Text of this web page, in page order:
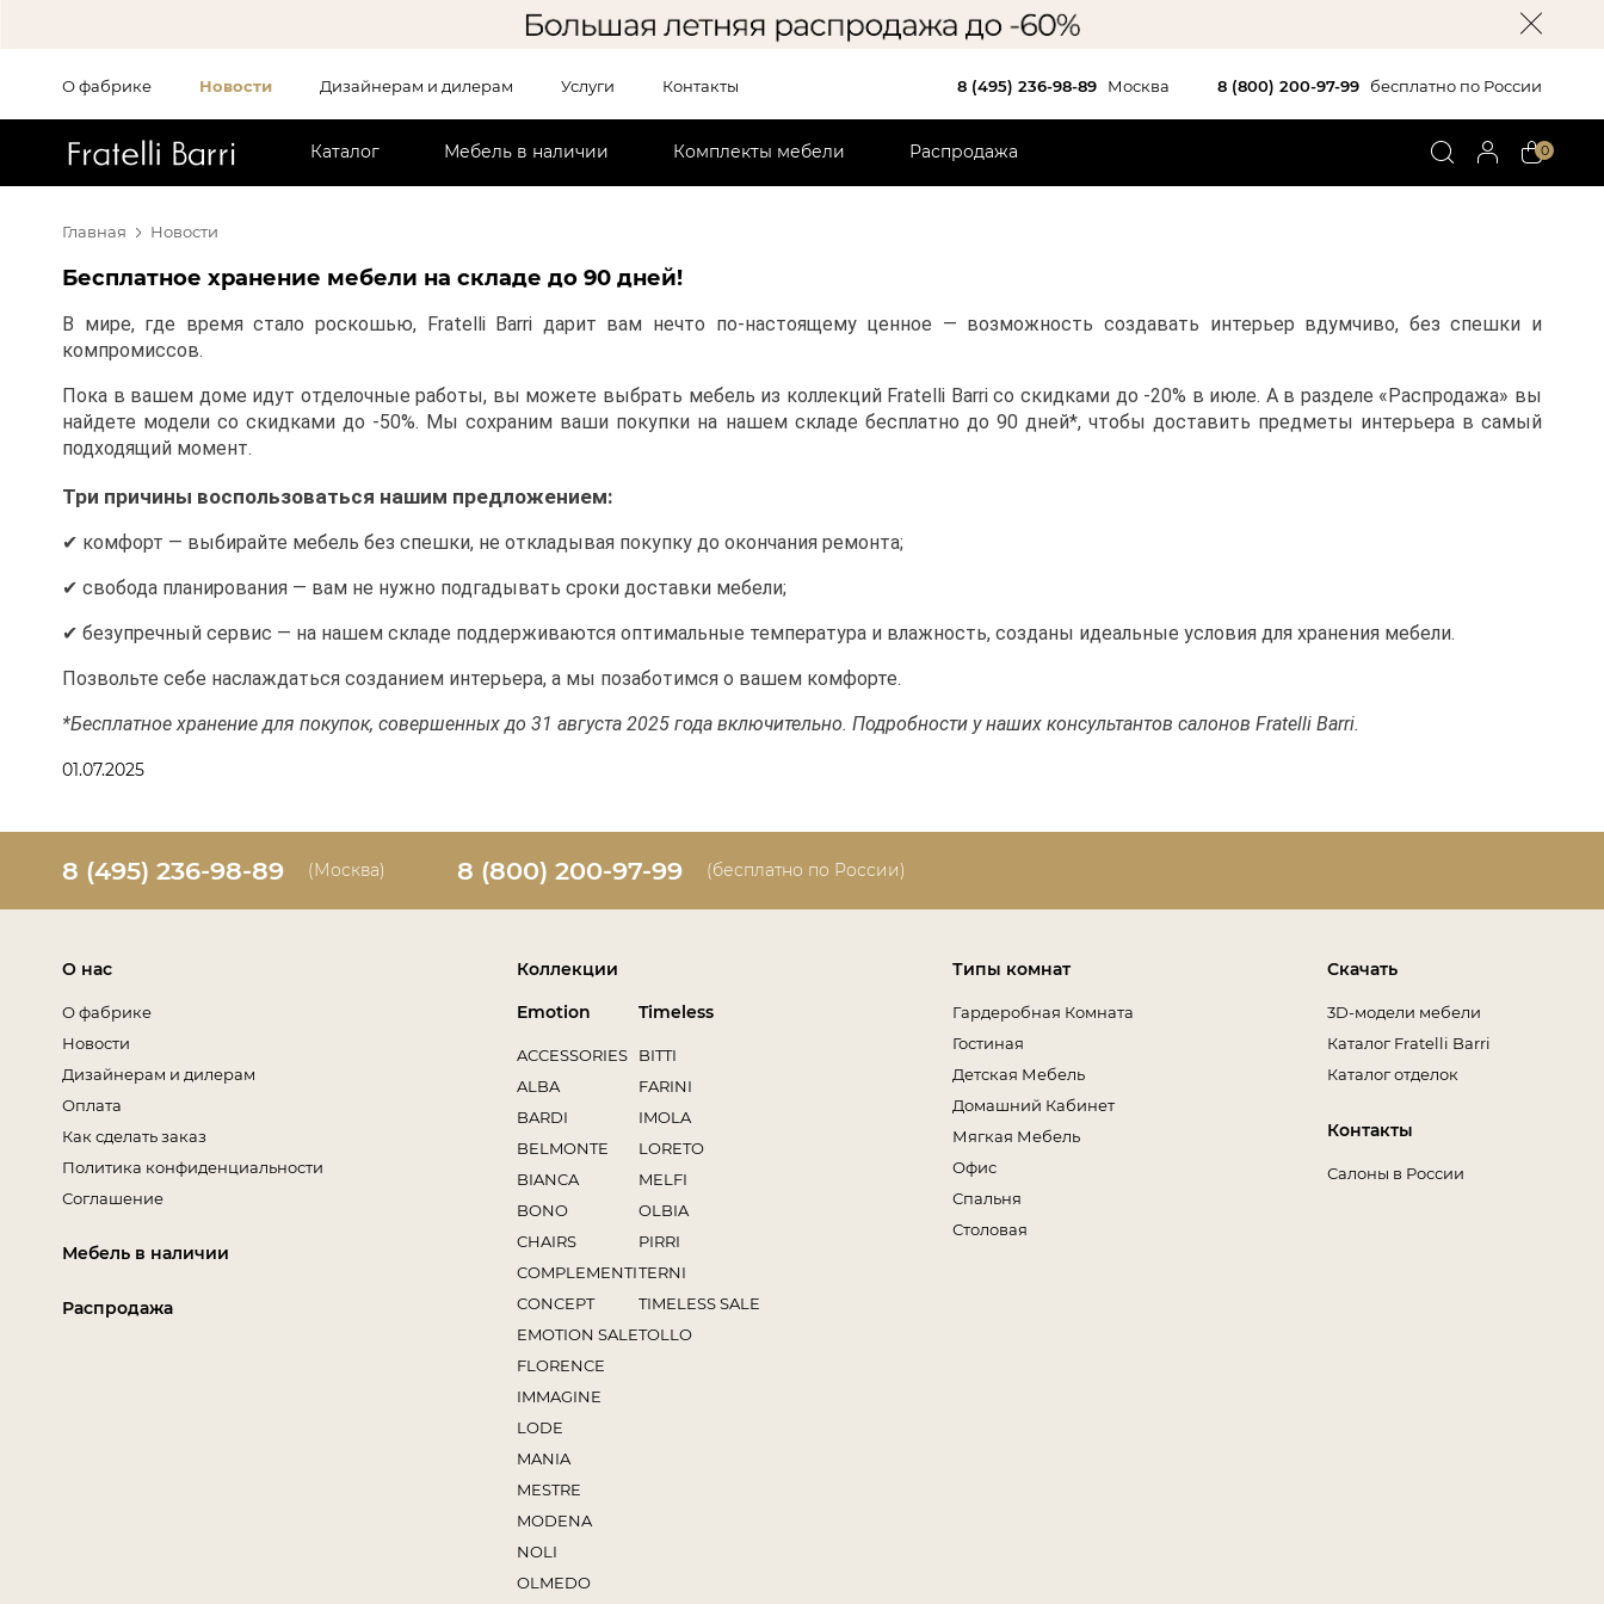
О фабрике Новости Дизайнерам и дилерам Услуги Контакты 8 (495) 236-98-89 Москва 8 (800) 200-97-99 бесплатно по России
Каталог Мебель в наличии Комплекты мебели Распродажа 0
Главная Новости
Бесплатное хранение мебели на складе до 90 дней!
В мире, где время стало роскошью, Fratelli Barri дарит вам нечто по-настоящему ценное — возможность создавать интерьер вдумчиво, без спешки и
компромиссов.
Пока в вашем доме идут отделочные работы, вы можете выбрать мебель из коллекций Fratelli Barri со скидками до -20% в июле. А в разделе «Распродажа» вы
найдете модели со скидками до -50%. Мы сохраним ваши покупки на нашем складе бесплатно до 90 дней*, чтобы доставить предметы интерьера в самый
подходящий момент.
Три причины воспользоваться нашим предложением:
✔ комфорт — выбирайте мебель без спешки, не откладывая покупку до окончания ремонта;
✔ свобода планирования — вам не нужно подгадывать сроки доставки мебели;
✔ безупречный сервис — на нашем складе поддерживаются оптимальные температура и влажность, созданы идеальные условия для хранения мебели.
Позвольте себе наслаждаться созданием интерьера, а мы позаботимся о вашем комфорте.
*Бесплатное хранение для покупок, совершенных до 31 августа 2025 года включительно. Подробности у наших консультантов салонов Fratelli Barri.
01.07.2025
8 (495) 236-98-89 (Москва) 8 (800) 200-97-99 (бесплатно по России)
О нас
О фабрике
Новости
Дизайнерам и дилерам
Оплата
Как сделать заказ
Политика конфиденциальности
Соглашение
Мебель в наличии
Распродажа
Коллекции
Emotion
ACCESSORIES
ALBA
BARDI
BELMONTE
BIANCA
BONO
CHAIRS
COMPLEMENTI
CONCEPT
EMOTION SALE
FLORENCE
IMMAGINE
LODE
MANIA
MESTRE
MODENA
NOLI
OLMEDO
Timeless
BITTI
FARINI
IMOLA
LORETO
MELFI
OLBIA
PIRRI
TERNI
TIMELESS SALE
TOLLO
Типы комнат
Гардеробная Комната
Гостиная
Детская Мебель
Домашний Кабинет
Мягкая Мебель
Офис
Спальня
Столовая
Скачать
3D-модели мебели
Каталог Fratelli Barri
Каталог отделок
Контакты
Салоны в России